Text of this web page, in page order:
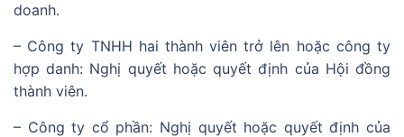
doanh.
– Công ty TNHH hai thành viên trở lên hoặc công ty
hợp danh: Nghị quyết hoặc quyết định của Hội đồng
thành viên.
– Công ty cổ phần: Nghị quyết hoặc quyết định của